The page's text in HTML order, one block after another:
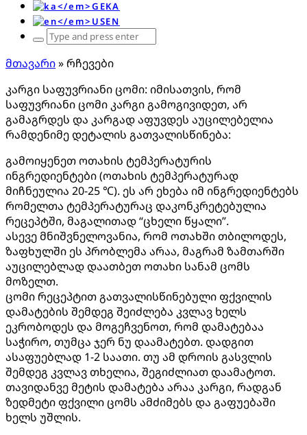
KA
EN
Search
მთავარი»რჩევები
კარგი საფუვრიანი ცომი: იმისათვის, რომ
საფუვრიანი ცომი კარგი გამოგივიდეთ, არ
გამაგრდეს და კარგად აფუვდეს აუცილებელია
რამდენიმე დეტალის გათვალისწინება:
გამოიყენეთ ოთახის ტემპერატურის
ინგრედიენტები (ოთახის ტემპერატურად
მიჩნეულია 20-25 ℃). ეს არ ეხება იმ ინგრედიენტებს
რომელთა ტემპერატურაც დაკონკრეტებულია
რეცეპტში, მაგალითად “ცხელი წყალი”.
ასევე მნიშვნელოვანია, რომ ოთახში თბილოდეს,
ზაფხულში ეს პრობლემა არაა, მაგრამ ზამთარში
აუცილებლად დაათბეთ ოთახი სანამ ცომს
მოზელთ.
ცომი რეცეპტით გათვალისწინებული ფქვილის
დამატების შემდეგ შეიძლება კვლავ ხელს
ეკრობოდეს და მოგეჩვენოთ, რომ დამატებაა
საჭირო, თუმცა ჯერ ნუ დაამატებთ. დადგით
ასაფუებლად 1-2 საათი. თუ ამ დროის გასვლის
შემდეგ კვლავ თხელია, შეგიძლიათ დაამატოთ.
თავიდანვე მეტის დამატება არაა კარგი, რადგან
ზედმეტი ფქვილი ცომს ამძიმებს და გაფუებაში
ხელს უშლის.